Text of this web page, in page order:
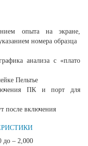
опыта на экране,
номера образца
анализа с «плато
Пельтье
ПК и порт для
после включения
до – 2,000